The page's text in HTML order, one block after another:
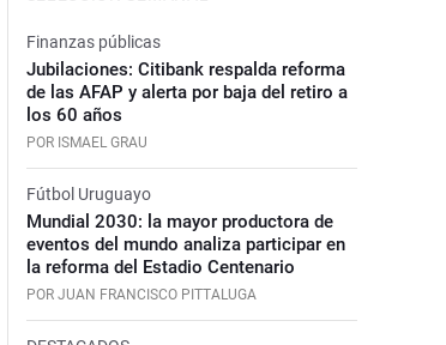
Finanzas públicas
Jubilaciones: Citibank respalda reforma
de las AFAP y alerta por baja del retiro a
los 60 años
POR ISMAEL GRAU
Fútbol Uruguayo
Mundial 2030: la mayor productora de
eventos del mundo analiza participar en
la reforma del Estadio Centenario
POR JUAN FRANCISCO PITTALUGA